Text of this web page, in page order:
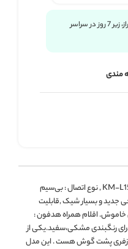
ارسال زیر 8 ساعت در شیراز، زیر 7 روز در سراسر
مندی
هندزفری بلوتوثی خلبانی تک گوش مدل KM-L15 , نوع اتصال : بی‌سیم
جدید و بسیار شیک ,قابلیت
اقلام همراه هدفون :
رنگبندی مشکی،سفید.یکی از
پشت گوش هست . این مدل